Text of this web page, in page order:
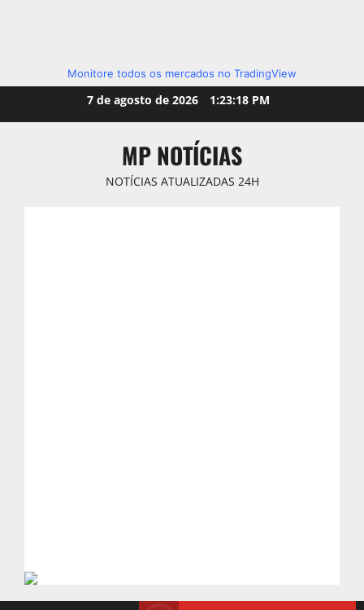
Monitore todos os mercados no TradingView
7 de agosto de 2026 1:23:20 PM
MP NOTÍCIAS
NOTÍCIAS ATUALIZADAS 24H